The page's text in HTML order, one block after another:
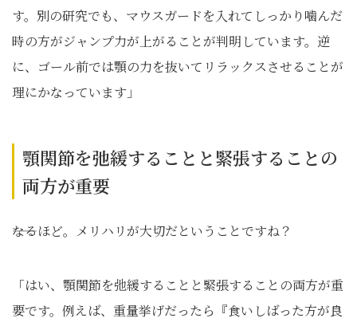
す。別の研究でも、マウスガードを入れてしっかり噛んだ
時の方がジャンプ力が上がることが判明しています。逆
に、ゴール前では顎の力を抜いてリラックスさせることが
理にかなっています」
顎関節を弛緩することと緊張することの
両方が重要
――なるほど。メリハリが大切だということですね？
「はい、顎関節を弛緩することと緊張することの両方が重
要です。例えば、重量挙げだったら『食いしばった方が良